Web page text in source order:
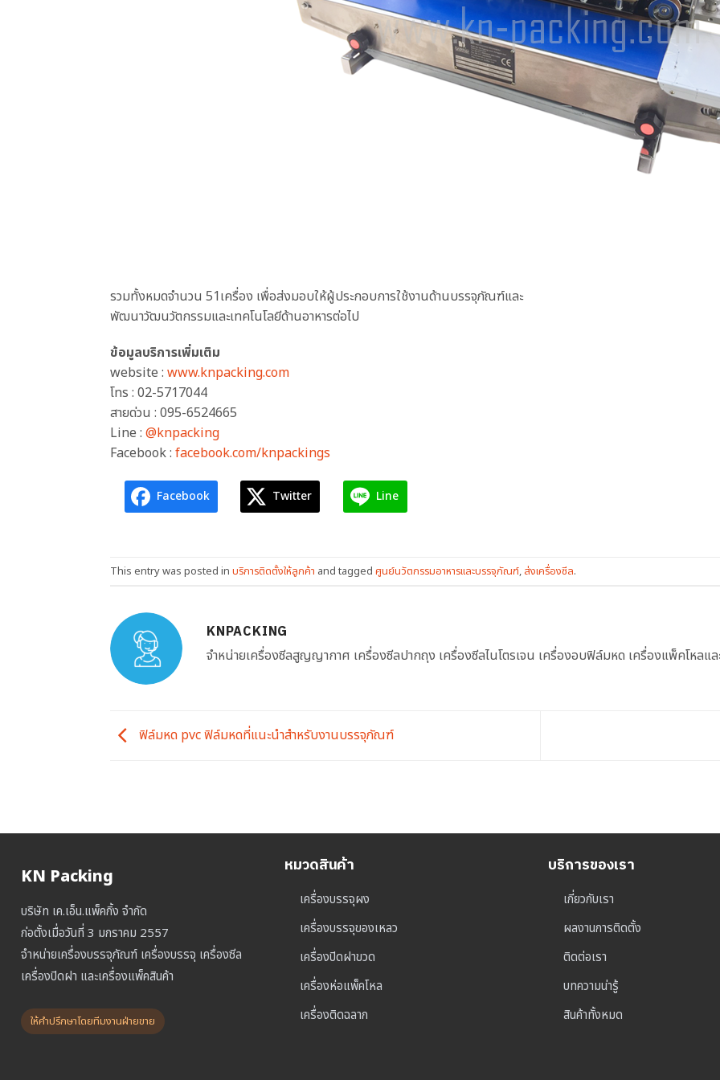
รวมทั้งหมดจำนวน 51เครื่อง เพื่อส่งมอบให้ผู้ประกอบการใช้งานด้านบรรจุภัณฑ์และ
พัฒนาวัฒนวัตกรรมและเทคโนโลยีด้านอาหารต่อไป
ข้อมูลบริการเพิ่มเติม
website : www.knpacking.com
โทร : 02-5717044
สายด่วน : 095-6524665
Line : @knpacking
Facebook : facebook.com/knpackings
Facebook Twitter Line
This entry was posted in บริการติดตั้งให้ลูกค้า and tagged ศูนย์นวัตกรรมอาหารและบรรจุภัณฑ์, ส่งเครื่องซีล.
KNPACKING
จำหน่ายเครื่องซีลสูญญากาศ เครื่องซีลปากถุง เครื่องซีลไนโตรเจน เครื่องอบฟิล์มหด เครื่องแพ็คโหลแ
ฟิล์มหด pvc ฟิล์มหดที่แนะนำสำหรับงานบรรจุภัณฑ์
KN Packing
บริษัท เค.เอ็น.แพ็คกิ้ง จำกัด
ก่อตั้งเมื่อวันที่ 3 มกราคม 2557
จำหน่ายเครื่องบรรจุภัณฑ์ เครื่องบรรจุ เครื่องซีล
เครื่องปิดฝา และเครื่องแพ็คสินค้า
ให้คำปรึกษาโดยทีมงานฝ่ายขาย
หมวดสินค้า
เครื่องบรรจุผง
เครื่องบรรจุของเหลว
เครื่องปิดฝาขวด
เครื่องห่อแพ็คโหล
เครื่องติดฉลาก
บริการของเรา
เกี่ยวกับเรา
ผลงานการติดตั้ง
ติดต่อเรา
บทความน่ารู้
สินค้าทั้งหมด